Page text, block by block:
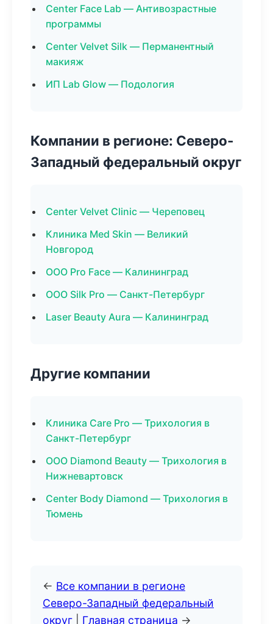
Center Face Lab — Антивозрастные
программы
Center Velvet Silk — Перманентный
макияж
ИП Lab Glow — Подология
Компании в регионе: Северо-
Западный федеральный округ
Center Velvet Clinic — Череповец
Клиника Med Skin — Великий
Новгород
ООО Pro Face — Калининград
ООО Silk Pro — Санкт-Петербург
Laser Beauty Aura — Калининград
Другие компании
Клиника Care Pro — Трихология в
Санкт-Петербург
ООО Diamond Beauty — Трихология в
Нижневартовск
Center Body Diamond — Трихология в
Тюмень
← Все компании в регионе
Северо-Западный федеральный
округ
Главная страница →